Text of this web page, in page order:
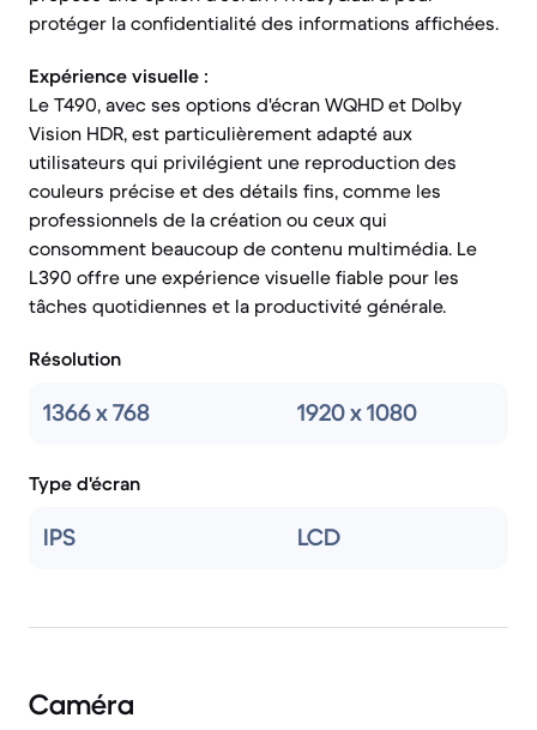
protéger la confidentialité des informations affichées.
Expérience visuelle :
Le T490, avec ses options d'écran WQHD et Dolby
Vision HDR, est particulièrement adapté aux
utilisateurs qui privilégient une reproduction des
couleurs précise et des détails fins, comme les
professionnels de la création ou ceux qui
consomment beaucoup de contenu multimédia. Le
L390 offre une expérience visuelle fiable pour les
tâches quotidiennes et la productivité générale.
Résolution
1366 x 768 1920 x 1080
Type d'écran
IPS LCD
Caméra